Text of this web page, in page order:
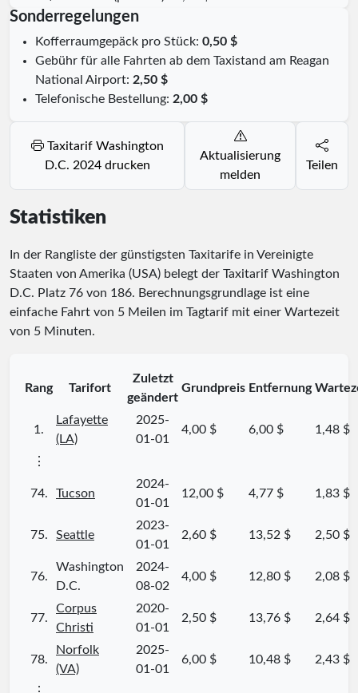
Sonderregelungen
Kofferraumgepäck pro Stück: 0,50 $
Gebühr für alle Fahrten ab dem Taxistand am Reagan
National Airport: 2,50 $
Telefonische Bestellung: 2,00 $
Taxitarif Washington
D.C. 2024 drucken
Aktualisierung
melden
Teilen
Statistiken
In der Rangliste der günstigsten Taxitarife in Vereinigte
Staaten von Amerika (USA) belegt der Taxitarif Washington
D.C. Platz 76 von 186. Berechnungsgrundlage ist eine
einfache Fahrt von 5 Meilen im Tagtarif mit einer Wartezeit
von 5 Minuten.
Rang Tarifort
Zuletzt
geändert
Grundpreis Entfernung
1.
Lafayette
(LA)
2025-
01-01
4,00 $ 6,00 $ 1,48 $
⋮
74. Tucson
2024-
01-01
12,00 $ 4,77 $ 1,83 $
75. Seattle
2023-
01-01
2,60 $ 13,52 $ 2,50 $
76.
Washington
D.C.
2024-
08-02
4,00 $ 12,80 $ 2,08 $
77.
Corpus
Christi
2020-
01-01
2,50 $ 13,76 $ 2,64 $
78.
Norfolk
(VA)
2025-
01-01
6,00 $ 10,48 $ 2,43 $